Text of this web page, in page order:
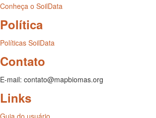
Conheça o SoilData
Política
Políticas SoilData
Contato
E-mail: contato@mapbiomas.org
Links
Guia do usuário